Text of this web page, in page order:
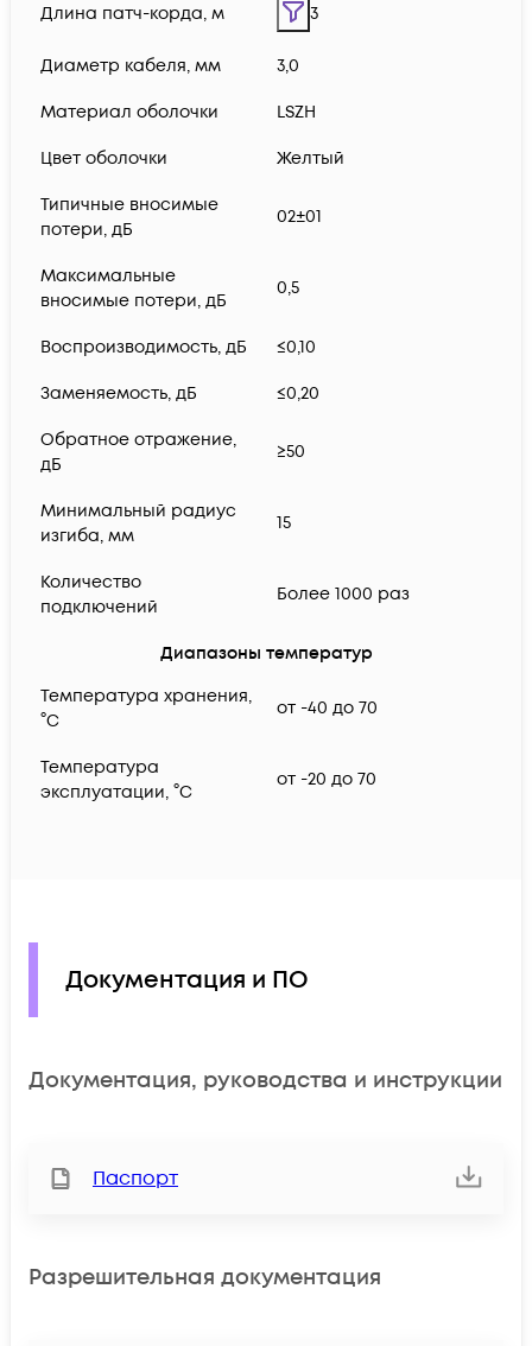
Длина патч-корда, м 3
Диаметр кабеля, мм 3,0
Материал оболочки LSZH
Цвет оболочки Желтый
Типичные вносимые
потери, дБ
02±01
Максимальные
вносимые потери, дБ
0,5
Воспроизводимость, дБ ≤0,10
Заменяемость, дБ ≤0,20
Обратное отражение,
дБ
≥50
Минимальный радиус
изгиба, мм
15
Количество
подключений
Более 1000 раз
Диапазоны температур
Температура хранения,
°C
от -40 до 70
Температура
эксплуатации, °C
от -20 до 70
Документация и ПО
Документация, руководства и инструкции
Паспорт
Разрешительная документация